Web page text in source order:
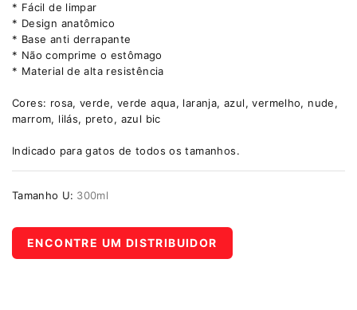
* Fácil de limpar
* Design anatômico
* Base anti derrapante
* Não comprime o estômago
* Material de alta resistência
Cores: rosa, verde, verde aqua, laranja, azul, vermelho, nude,
marrom, lilás, preto, azul bic
Indicado para gatos de todos os tamanhos.
Tamanho U: 300ml
ENCONTRE UM DISTRIBUIDOR